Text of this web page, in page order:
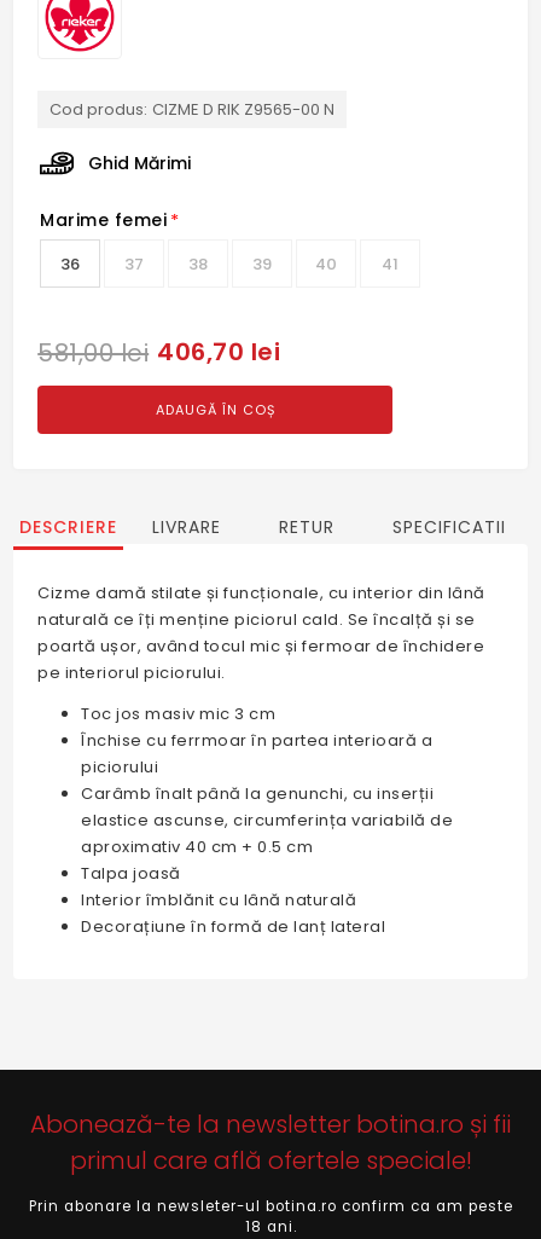
Cod produs: CIZME D RIK Z9565-00 N
Ghid Mărimi
Marime femei *
36 37 38 39 40 41
581,00 lei 406,70 lei
ADAUGĂ ÎN COȘ
DESCRIERE LIVRARE RETUR SPECIFICATII
Cizme damă stilate și funcționale, cu interior din lână
naturală ce îți menține piciorul cald. Se încalță și se
poartă ușor, având tocul mic și fermoar de închidere
pe interiorul piciorului.
Toc jos masiv mic 3 cm
Închise cu ferrmoar în partea interioară a
piciorului
Carâmb înalt până la genunchi, cu inserții
elastice ascunse, circumferința variabilă de
aproximativ 40 cm + 0.5 cm
Talpa joasă
Interior îmblănit cu lână naturală
Decorațiune în formă de lanț lateral
Abonează-te la newsletter botina.ro și fii
primul care află ofertele speciale!
Prin abonare la newsleter-ul botina.ro confirm ca am peste
18 ani.